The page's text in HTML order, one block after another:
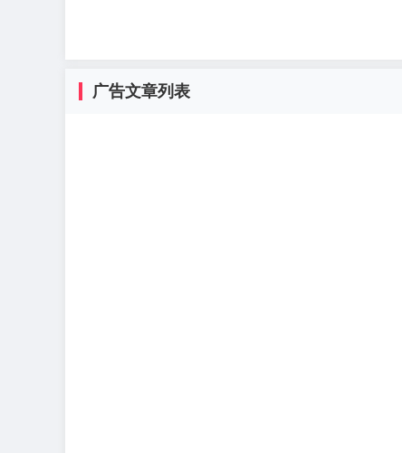
广告文章列表